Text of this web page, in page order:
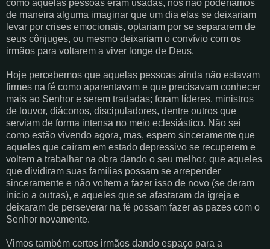
como aquelas pessoas eram usadas, nós não poderíamos
de maneira alguma imaginar que um dia elas se deixariam
levar por crises emocionais, optariam por se separarem de
seus cônjuges, ou mesmo deixariam o convívio com os
irmãos para voltarem a viver longe de Deus.
Hoje percebemos que aquelas pessoas ainda não estavam
firmes na fé como aparentavam e que precisavam conhecer
mais ao Senhor e serem tradadas; foram líderes, ministros
de louvor, diáconos, discipuladores, dentre outros que
serviam de forma intensa no meio eclesiástico. Não sei
como estão vivendo agora, mas, espero sinceramente que
aqueles que caíram em estado depressivo se recuperem e
voltem a trabalhar na obra dando o seu melhor, que aqueles
que dividiram suas famílias possam se arrepender
sinceramente e não voltem a fazer isso de novo (se deram
início a outras), e aqueles que se afastaram da igreja e
deixaram de perseverar na fé possam fazer as pazes com o
Senhor novamente.
Vimos também certos irmãos dando espaço para a